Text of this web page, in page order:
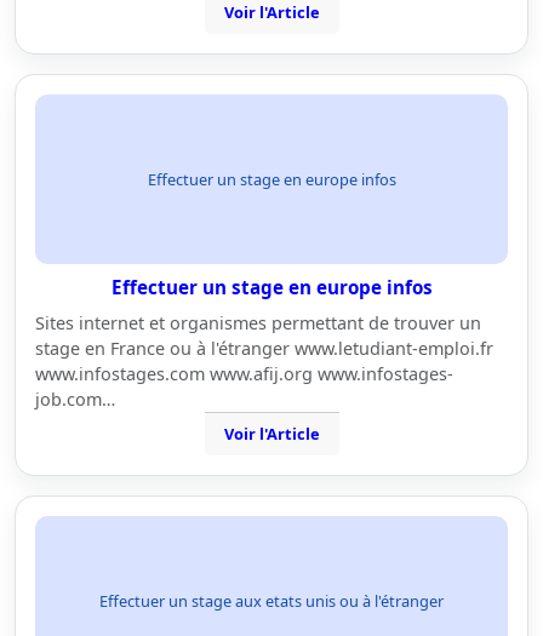
Voir l'Article
Effectuer un stage en europe infos
Effectuer un stage en europe infos
Sites internet et organismes permettant de trouver un
stage en France ou à l'étranger www.letudiant-emploi.fr
www.infostages.com www.afij.org www.infostages-
job.com…
Voir l'Article
Effectuer un stage aux etats unis ou à l'étranger